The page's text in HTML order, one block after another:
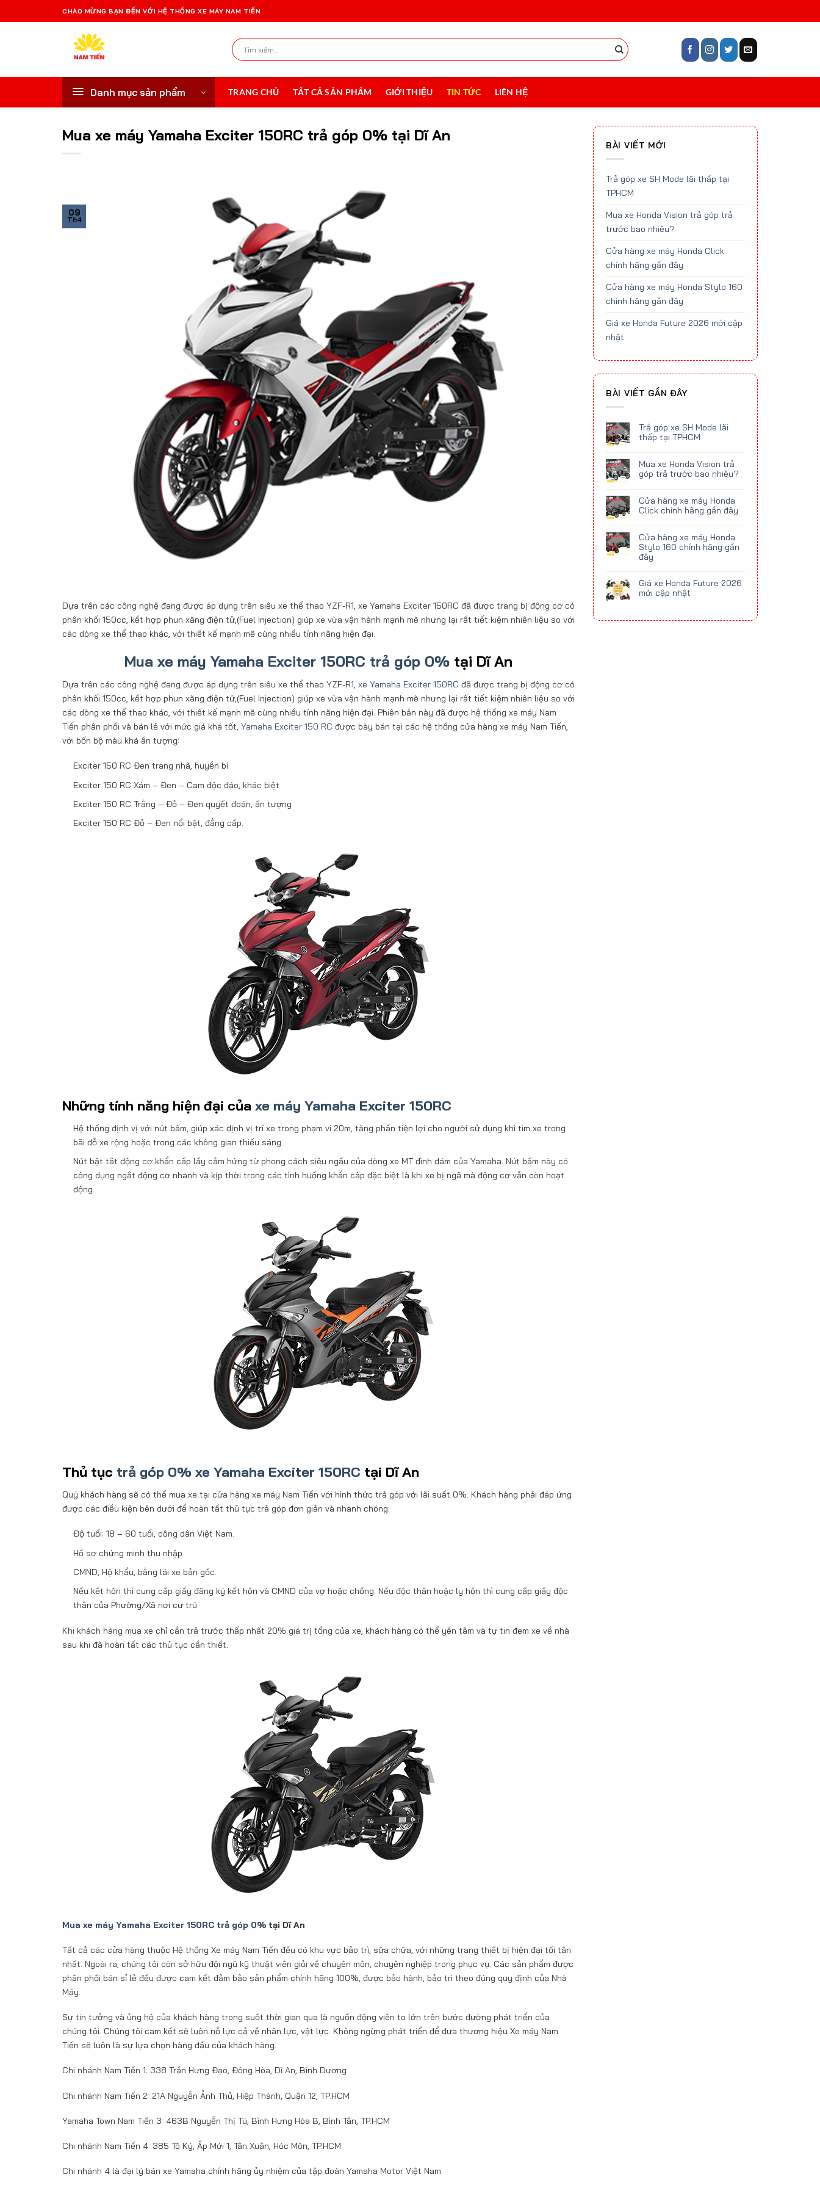
qua
CHÀO MỪNG BẠN ĐẾN VỚI HỆ THỐNG XE MÁY NAM TIẾN
Tìm
kiếm:
Danh mục sản phẩm TRANG CHỦ TẤT CẢ SẢN PHẨM GIỚI THIỆU TIN TỨC LIÊN HỆ
Mua xe máy Yamaha Exciter 150RC trả góp 0% tại Dĩ An
09
Th4
Dựa trên các công nghệ đang được áp dụng trên siêu xe thể thao YZF-R1, xe Yamaha Exciter 150RC đã được trang bị động cơ có
phân khối 150cc, kết hợp phun xăng điện tử,(Fuel Injection) giúp xe vừa vận hành mạnh mẽ nhưng lại rất tiết kiệm nhiên liệu so với
các dòng xe thể thao khác, với thiết kế mạnh mẽ cùng nhiều tính năng hiện đại.
Mua xe máy Yamaha Exciter 150RC trả góp 0% tại Dĩ An
Dựa trên các công nghệ đang được áp dụng trên siêu xe thể thao YZF-R1, xe Yamaha Exciter 150RC đã được trang bị động cơ có
phân khối 150cc, kết hợp phun xăng điện tử,(Fuel Injection) giúp xe vừa vận hành mạnh mẽ nhưng lại rất tiết kiệm nhiên liệu so với
các dòng xe thể thao khác, với thiết kế mạnh mẽ cùng nhiều tính năng hiện đại. Phiên bản này đã được hệ thống xe máy Nam
Tiến phân phối và bán lẻ với mức giá khá tốt, Yamaha Exciter 150 RC được bày bán tại các hệ thống cửa hàng xe máy Nam Tiến,
với bốn bộ màu khá ấn tượng:
Exciter 150 RC Đen trang nhã, huyền bí
Exciter 150 RC Xám – Đen – Cam độc đáo, khác biệt
Exciter 150 RC Trắng – Đỏ – Đen quyết đoán, ấn tượng
Exciter 150 RC Đỏ – Đen nổi bật, đẳng cấp.
Những tính năng hiện đại của xe máy Yamaha Exciter 150RC
Hệ thống định vị với nút bấm, giúp xác định vị trí xe trong phạm vi 20m, tăng phần tiện lợi cho người sử dụng khi tìm xe trong
bãi đỗ xe rộng hoặc trong các không gian thiếu sáng.
Nút bật tắt động cơ khẩn cấp lấy cảm hứng từ phong cách siêu ngầu của dòng xe MT đình đám của Yamaha. Nút bấm này có
công dụng ngắt động cơ nhanh và kịp thời trong các tình huống khẩn cấp đặc biệt là khi xe bị ngã mà động cơ vẫn còn hoạt
động.
Thủ tục trả góp 0% xe Yamaha Exciter 150RC tại Dĩ An
Quý khách hàng sẽ có thể mua xe tại cửa hàng xe máy Nam Tiến với hình thức trả góp với lãi suất 0%. Khách hàng phải đáp ứng
được các điều kiện bên dưới để hoàn tất thủ tục trả góp đơn giản và nhanh chóng.
Độ tuổi: 18 – 60 tuổi, công dân Việt Nam.
Hồ sơ chứng minh thu nhập
CMND, Hộ khẩu, bằng lái xe bản gốc.
Nếu kết hôn thì cung cấp giấy đăng ký kết hôn và CMND của vợ hoặc chồng. Nếu độc thân hoặc ly hôn thì cung cấp giấy độc
thân của Phường/Xã nơi cư trú
Khi khách hàng mua xe chỉ cần trả trước thấp nhất 20% giá trị tổng của xe, khách hàng có thể yên tâm và tự tin đem xe về nhà
sau khi đã hoàn tất các thủ tục cần thiết.
Mua xe máy Yamaha Exciter 150RC trả góp 0% tại Dĩ An
Tất cả các cửa hàng thuộc Hệ thống Xe máy Nam Tiến đều có khu vực bảo trì, sữa chữa, với những trang thiết bị hiện đại tối tân
nhất. Ngoài ra, chúng tôi còn sở hữu đội ngũ kỹ thuật viên giỏi về chuyên môn, chuyên nghiệp trong phục vụ. Các sản phẩm được
phân phối bán sỉ lẻ đều được cam kết đảm bảo sản phẩm chính hãng 100%, được bảo hành, bảo trì theo đúng quy định của Nhà
Máy.
Sự tin tưởng và ủng hộ của khách hàng trong suốt thời gian qua là nguồn động viên to lớn trên bước đường phát triển của
chúng tôi. Chúng tôi cam kết sẽ luôn nỗ lực cả về nhân lực, vật lực. Không ngừng phát triển để đưa thương hiệu Xe máy Nam
Tiến sẽ luôn là sự lựa chọn hàng đầu của khách hàng.
Chi nhánh Nam Tiến 1: 338 Trần Hưng Đạo, Đông Hòa, Dĩ An, Bình Dương
Chi nhánh Nam Tiến 2: 21A Nguyễn Ảnh Thủ, Hiệp Thành, Quận 12, TP.HCM
Yamaha Town Nam Tiến 3: 463B Nguyễn Thị Tú, Bình Hưng Hòa B, Bình Tân, TP.HCM
Chi nhánh Nam Tiến 4: 385 Tô Ký, Ấp Mới 1, Tân Xuân, Hóc Môn, TP.HCM
Chi nhánh 4 là đại lý bán xe Yamaha chính hãng ủy nhiệm của tập đoàn Yamaha Motor Việt Nam
BÀI VIẾT MỚI
Trả góp xe SH Mode lãi thấp tại
TPHCM
Mua xe Honda Vision trả góp trả
trước bao nhiêu?
Cửa hàng xe máy Honda Click
chính hãng gần đây
Cửa hàng xe máy Honda Stylo 160
chính hãng gần đây
Giá xe Honda Future 2026 mới cập
nhật
BÀI VIẾT GẦN ĐÂY
Trả góp xe SH Mode lãi
thấp tại TPHCM
Mua xe Honda Vision trả
góp trả trước bao nhiêu?
Cửa hàng xe máy Honda
Click chính hãng gần đây
Cửa hàng xe máy Honda
Stylo 160 chính hãng gần
đây
Giá xe Honda Future 2026
mới cập nhật